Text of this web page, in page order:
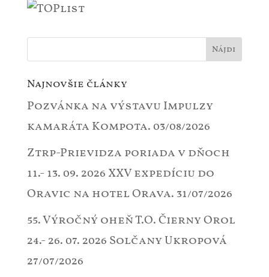
Najnovšie články
Pozvánka na výstavu Impulzy
kamaráta Kompota. 03/08/2026
Ztrp-Prievidza poriada v dňoch
11.- 13. 09. 2026 XXV expedíciu do
Oravic na hotel Orava. 31/07/2026
55. Výročný oheň T.O. Čierny Orol
24.- 26. 07. 2026 Solčany Ukropová
27/07/2026